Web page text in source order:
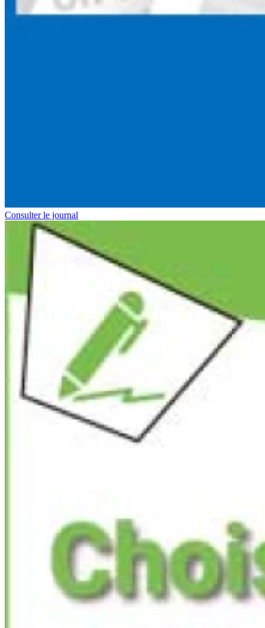
Consulter le journal